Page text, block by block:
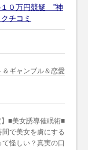
０万円競艇 ”神
チコミ
＆ギャンブル＆恋愛
】■美女誘導催眠術■
間で美女を虜にする
て怪しい？真実の口